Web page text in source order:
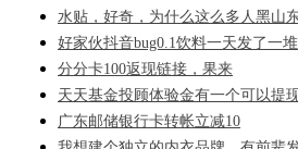
水贴，好奇，为什么这么多人黑山
好家伙抖音bug0.1饮料一天发了一
分分卡100返现链接，果来
天天基金投顾体验金有一个可以提
广东邮储银行卡转帐立减10